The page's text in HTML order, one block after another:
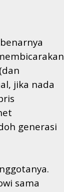
jika nada
generasi
sama